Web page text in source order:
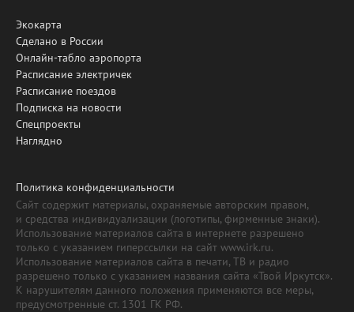
Экокарта
Сделано в России
Онлайн-табло аэропорта
Расписание электричек
Расписание поездов
Подписка на новости
Спецпроекты
Наглядно
Политика конфиденциальности
Сайт содержит материалы, охраняемые авторским правом,
и средства индивидуализации (логотипы, фирменные знаки).
Использование материалов сайта в интернете разрешено
только с указанием гиперссылки на сайт www.irk.ru.
Использование материалов сайта в печати, ТВ и радио
разрешено только с указанием названия сайта «Твой Иркутск».
К нарушителям данного положения применяются все меры,
предусмотренные ст. 1301 ГК РФ.